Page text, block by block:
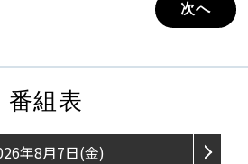
次へ
番組表